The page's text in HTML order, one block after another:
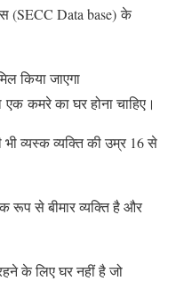
(SECC Data base) के
किया जाएगा
कमरे का घर होना चाहिए।
भी व्यस्क व्यक्ति की उम्र 16 से
रूप से बीमार व्यक्ति है और
के लिए घर नहीं है जो